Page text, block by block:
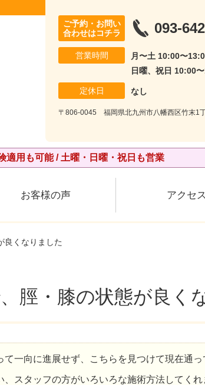
ご予約・お問い
合わせはコチラ
093-
営業時間
月〜土 10:00〜
日曜、祝日 10:00
定休日 なし
〒806-0045 福岡県北九州市八幡西区竹末1
適用も可能 / 土曜・日曜・祝日も営業
お客様の声 アクセス
良くなりました
脛・膝の状態が良く
て一向に進展せず、こちらを見つけて現在通っ
スタッフの方がいろいろな施術方法してくれ